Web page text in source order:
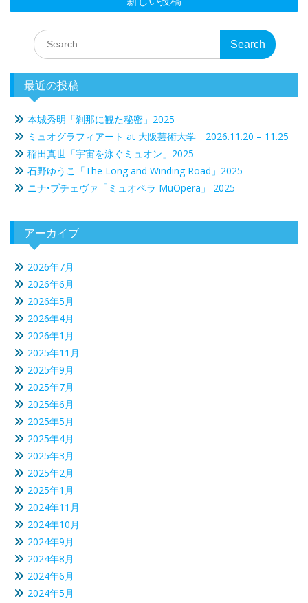
ン
Search
for:
最近の投稿
本城秀明「刹那に観た秘密」2025
ミュオグラフィアート at 大阪芸術大学 2026.11.20 – 11.25
稲田真世「宇宙を泳ぐミュオン」2025
石野ゆうこ「The Long and Winding Road」2025
ニナ•ブチェヴァ「ミュオペラ MuOpera」 2025
アーカイブ
2026年7月
2026年6月
2026年5月
2026年4月
2026年1月
2025年11月
2025年9月
2025年7月
2025年6月
2025年5月
2025年4月
2025年3月
2025年2月
2025年1月
2024年11月
2024年10月
2024年9月
2024年8月
2024年6月
2024年5月